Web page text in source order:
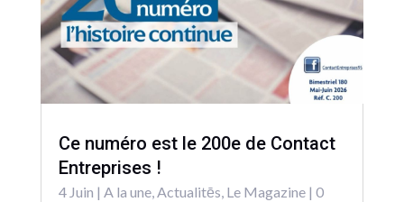
Ce numéro est le 200e de Contact
Entreprises !
4 Juin | A la une,Actualitēs, Le Magazine| 0